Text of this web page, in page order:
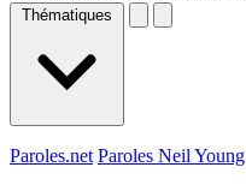
Thématiques
Paroles.net Paroles Neil Young